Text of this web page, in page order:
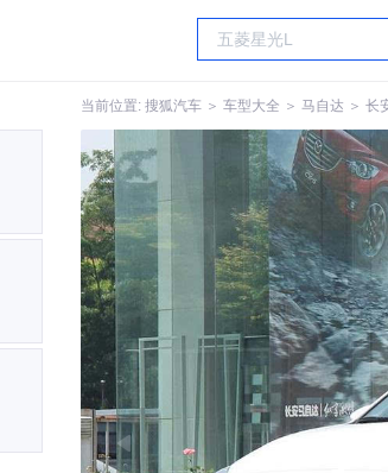
当前位置: 搜狐汽车 ＞ 车型大全 ＞ 马自达 ＞ 长